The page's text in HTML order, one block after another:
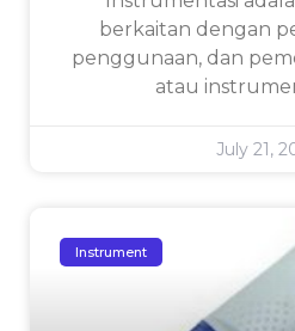
berkaitan dengan
penggunaan, dan
atau
July 21,
Instrument